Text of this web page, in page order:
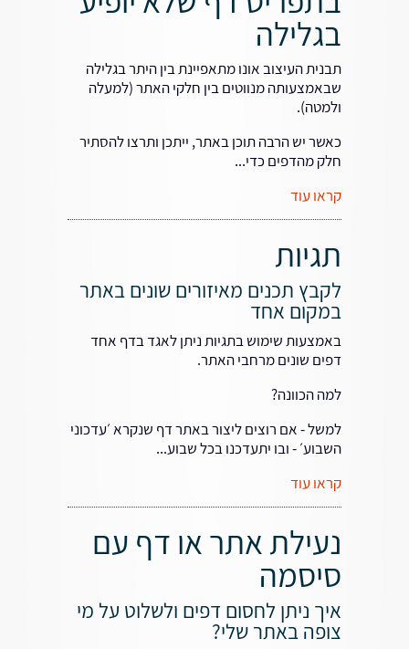
בגלילה
תבנית העיצוב אונו מתאפיינת בין היתר בגלילה
שבאמצעותה מנווטים בין חלקי האתר (למעלה
ולמטה).
כאשר יש הרבה תוכן באתר, ייתכן ותרצו להסתיר
חלק מהדפים כדי...
קראו עוד
תגיות
לקבץ תכנים מאיזורים שונים באתר
במקום אחד
באמצעות שימוש בתגיות ניתן לאגד בדף אחד
דפים שונים מרחבי האתר.
למה הכוונה?
למשל - אם רוצים ליצור באתר דף שנקרא ׳עדכוני
השבוע׳ - ובו יתעדכנו בכל שבוע...
קראו עוד
נעילת אתר או דף עם
סיסמה
איך ניתן לחסום דפים ולשלוט על מי
צופה באתר שלי?